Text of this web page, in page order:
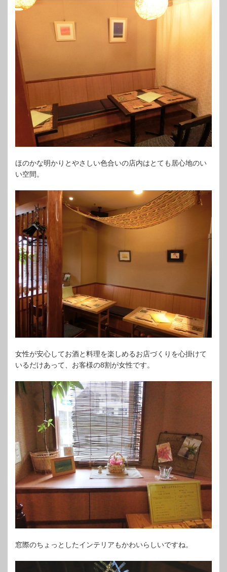
ほのかな明かりとやさしい色合いの店内はとても居心地のい
い空間。
女性が安心してお酒と料理を楽しめるお店づくりを心掛けて
いるだけあって、お客様の8割が女性です。
窓際のちょっとしたインテリアもかわいらしいですね。